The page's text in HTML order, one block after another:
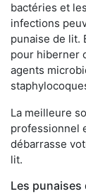
bactéries et
infections
punaise de lit.
pour hiberner
agents
La meilleure
professionnel
débarrasse
lit.
Les punaises